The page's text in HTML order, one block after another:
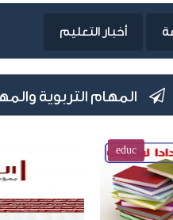
أخبار التعليم
والمهنية للحراسة